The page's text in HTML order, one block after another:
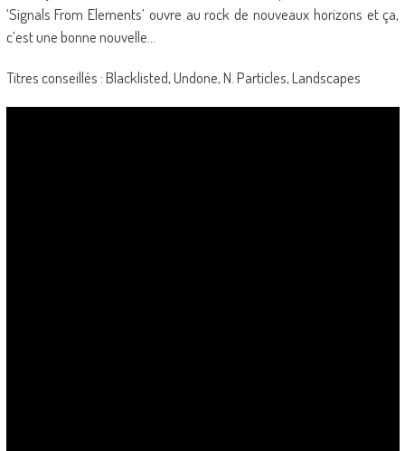
‘Signals From Elements’ ouvre au rock de nouveaux horizons et ça,
c’est une bonne nouvelle…
Titres conseillés : Blacklisted, Undone, N. Particles, Landscapes